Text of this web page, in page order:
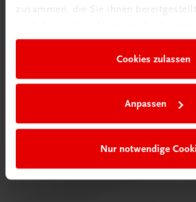
zusammen, die Sie ihnen
Cookies zulassen
Anpassen
Nur notwendige